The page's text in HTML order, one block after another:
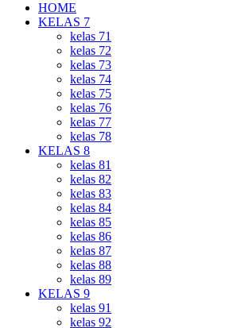
HOME
KELAS 7
kelas 71
kelas 72
kelas 73
kelas 74
kelas 75
kelas 76
kelas 77
kelas 78
KELAS 8
kelas 81
kelas 82
kelas 83
kelas 84
kelas 85
kelas 86
kelas 87
kelas 88
kelas 89
KELAS 9
kelas 91
kelas 92